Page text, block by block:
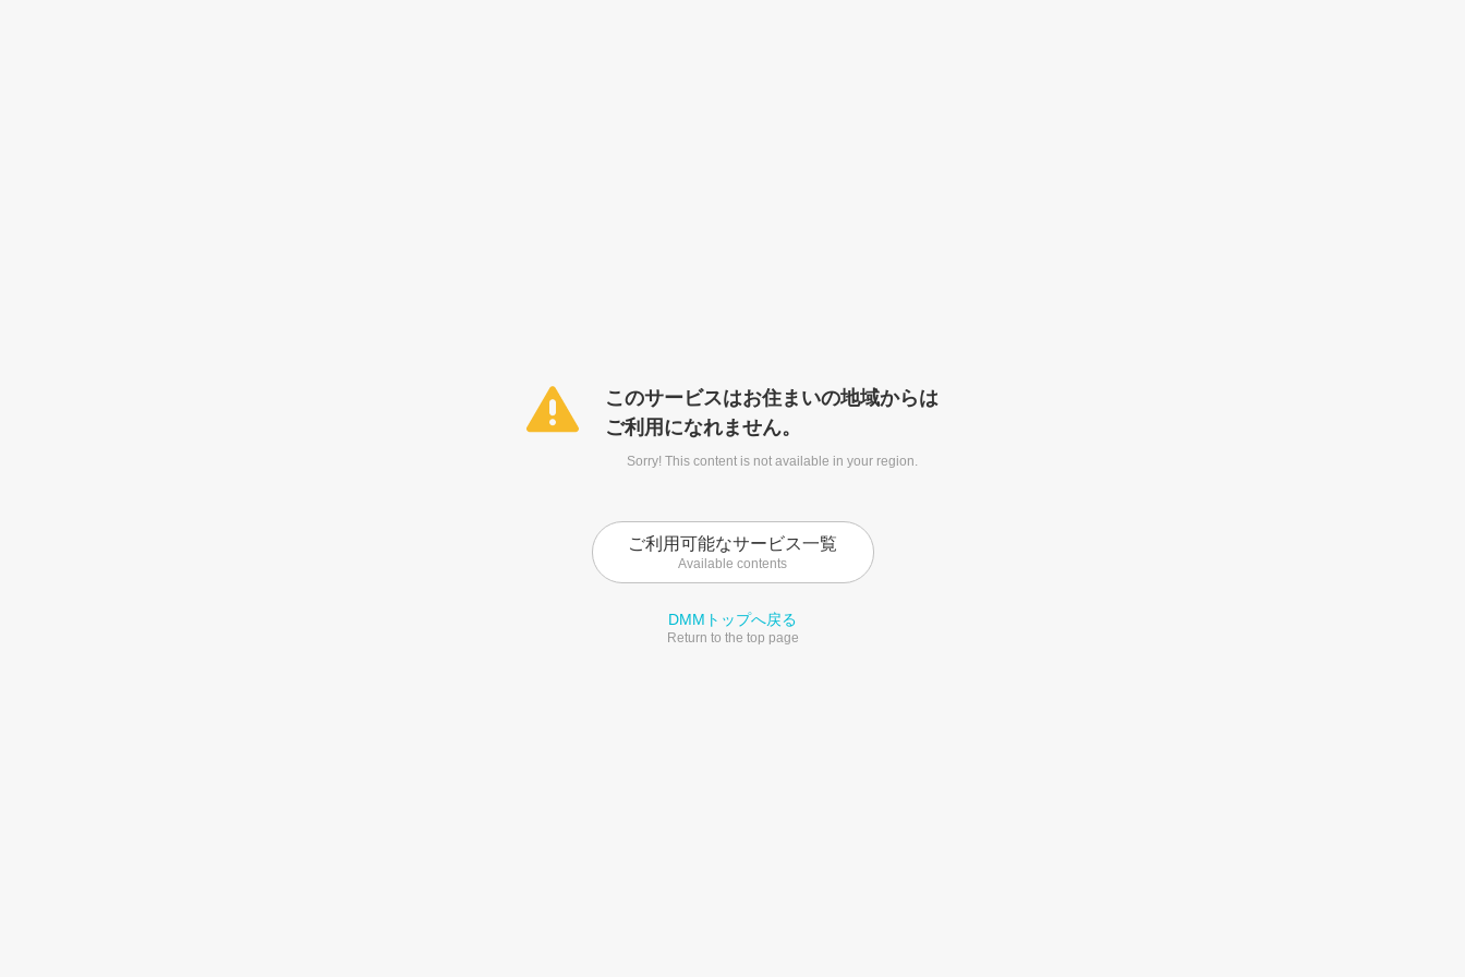
このサービスはお住まいの地域からは
ご利用になれません。
Sorry! This content is not available in your region.
ご利用可能なサービス一覧
Available contents
DMMトップへ戻る
Return to the top page